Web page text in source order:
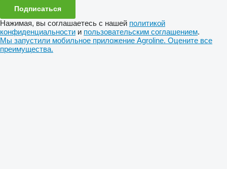
Подписаться
Нажимая, вы соглашаетесь с нашей политикой
конфиденциальности и пользовательским соглашением.
Мы запустили мобильное приложение Agroline. Оцените все
преимущества.